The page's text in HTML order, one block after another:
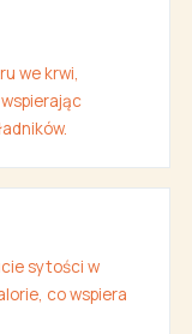
we krwi,
sytości w
co wspiera